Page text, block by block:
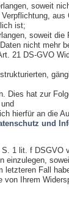
soweit
aus
ist;
soweit
nicht mehr
21 DS-GVO
Dies hat zur
hierfür an die
und
1 lit. f DSGVO
einzulegen,
letzteren Fall
Ihrem